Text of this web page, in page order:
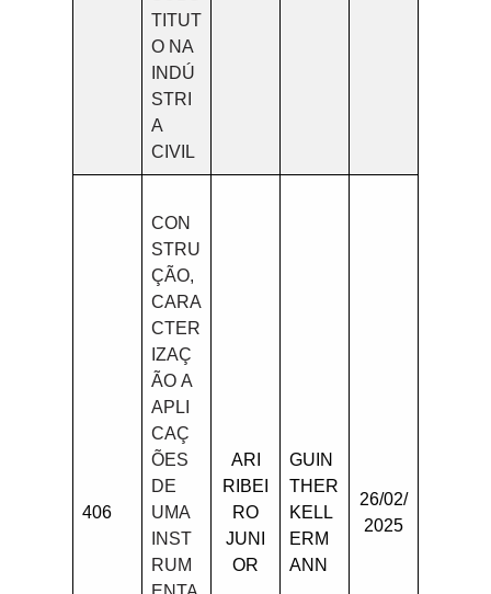
TITUT
O NA
INDÚ
STRI
A
CIVIL
406
CON
STRU
ÇÃO,
CARA
CTER
IZAÇ
ÃO A
APLI
CAÇ
ÕES
DE
UMA
INST
RUM
ARI
RIBEI
RO
JUNI
OR
GUIN
THER
KELL
ERM
ANN
26/02/
2025